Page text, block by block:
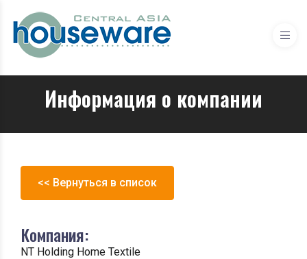
Информация о компании
<< Вернуться в список
Компания:
NT Holding Home Textile